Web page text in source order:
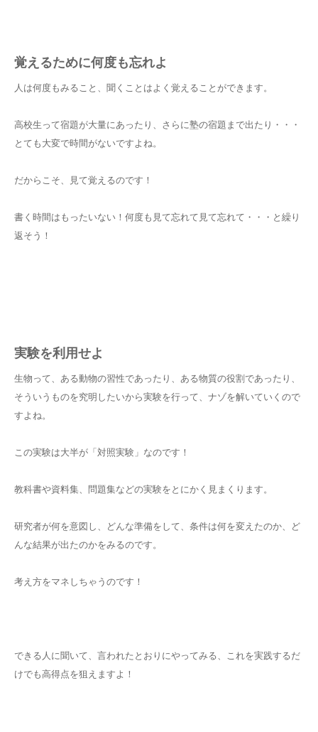
覚えるために何度も忘れよ
人は何度もみること、聞くことはよく覚えることができます。
高校生って宿題が大量にあったり、さらに塾の宿題まで出たり・・・
とても大変で時間がないですよね。
だからこそ、見て覚えるのです！
書く時間はもったいない！何度も見て忘れて見て忘れて・・・と繰り
返そう！
実験を利用せよ
生物って、ある動物の習性であったり、ある物質の役割であったり、
そういうものを究明したいから実験を行って、ナゾを解いていくので
すよね。
この実験は大半が「対照実験」なのです！
教科書や資料集、問題集などの実験をとにかく見まくります。
研究者が何を意図し、どんな準備をして、条件は何を変えたのか、ど
んな結果が出たのかをみるのです。
考え方をマネしちゃうのです！
できる人に聞いて、言われたとおりにやってみる、これを実践するだ
けでも高得点を狙えますよ！